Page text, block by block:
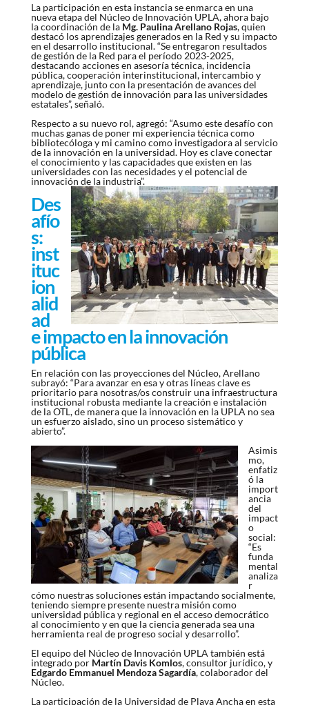
La participación en esta instancia se enmarca en una
nueva etapa del Núcleo de Innovación UPLA, ahora bajo
la coordinación de la Mg. Paulina Arellano Rojas, quien
destacó los aprendizajes generados en la Red y su impacto
en el desarrollo institucional. “Se entregaron resultados
de gestión de la Red para el período 2023-2025,
destacando acciones en asesoría técnica, incidencia
pública, cooperación interinstitucional, intercambio y
aprendizaje, junto con la presentación de avances del
modelo de gestión de innovación para las universidades
estatales”, señaló.
Respecto a su nuevo rol, agregó: “Asumo este desafío con
muchas ganas de poner mi experiencia técnica como
bibliotecóloga y mi camino como investigadora al servicio
de la innovación en la universidad. Hoy es clave conectar
el conocimiento y las capacidades que existen en las
universidades con las necesidades y el potencial de
innovación de la industria”.
Des
afío
s:
inst
ituc
ion
alid
ad
e impacto en la innovación
pública
En relación con las proyecciones del Núcleo, Arellano
subrayó: “Para avanzar en esa y otras líneas clave es
prioritario para nosotras/os construir una infraestructura
institucional robusta mediante la creación e instalación
de la OTL, de manera que la innovación en la UPLA no sea
un esfuerzo aislado, sino un proceso sistemático y
abierto”.
Asimis
mo,
enfatiz
ó la
import
ancia
del
impact
o
social:
“Es
funda
mental
analiza
r
cómo nuestras soluciones están impactando socialmente,
teniendo siempre presente nuestra misión como
universidad pública y regional en el acceso democrático
al conocimiento y en que la ciencia generada sea una
herramienta real de progreso social y desarrollo”.
El equipo del Núcleo de Innovación UPLA también está
integrado por Martín Davis Komlos, consultor jurídico, y
Edgardo Emmanuel Mendoza Sagardía, colaborador del
Núcleo.
La participación de la Universidad de Playa Ancha en esta